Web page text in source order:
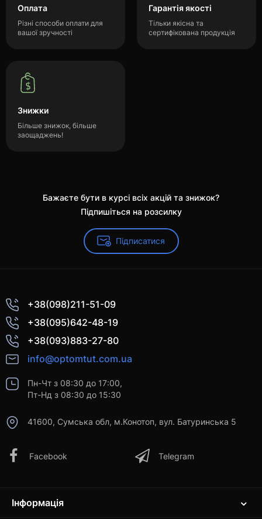
Оплата
Різні способи оплати для
вашої зручності
Гарантія якості
Тільки якісна та
сертифікована продукція
Знижки
Більше знижок, більше
заощаджень!
Бажаєте бути в курсі всіх акцій та знижок?
Підпишіться на розсилку
Підписатися
+38(098)211-51-09
+38(095)642-48-19
+38(093)883-27-80
info@optomtut.com.ua
Пн-Чт з 08:30 до 17:00,
Пт-Нд з 08:30 до 15:30
41600, Сумська обл, м.Конотоп, вул. Батуринська 5
Facebook Telegram
Інформація